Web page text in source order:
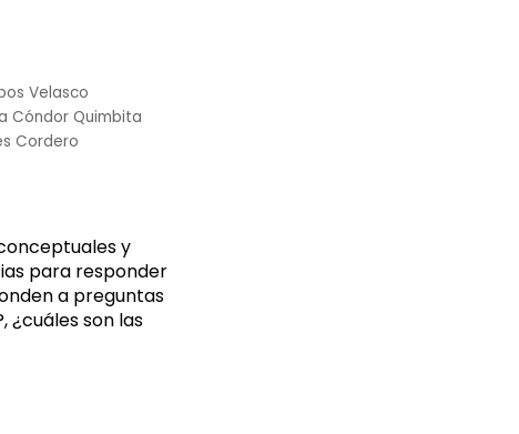
Velasco
Cóndor Quimbita
Cordero
y
para responder
a preguntas
¿cuáles son las